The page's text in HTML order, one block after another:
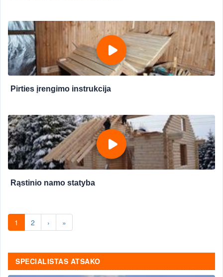
Pirties įrengimo instrukcija
Rąstinio namo statyba
1 2 › »
SPECIALISTAS ATSAKO